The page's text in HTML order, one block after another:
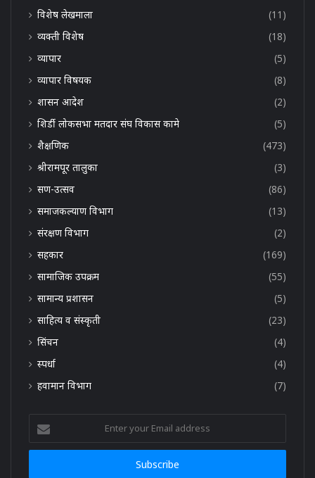
विशेष लेखमाला
(11)
व्यक्ती विशेष
(18)
व्यापार
(5)
व्यापार विषयक
(8)
शासन आदेश
(2)
शिर्डी लोकसभा मतदार संघ विकास कामे
(5)
शैक्षणिक
(473)
श्रीरामपूर तालुका
(3)
सण-उत्सव
(86)
समाजकल्याण विभाग
(13)
संरक्षण विभाग
(2)
सहकार
(169)
सामाजिक उपक्रम
(55)
सामान्य प्रशासन
(5)
साहित्य व संस्कृती
(23)
सिंचन
(4)
स्पर्धा
(4)
हवामान विभाग
(7)
your
Email